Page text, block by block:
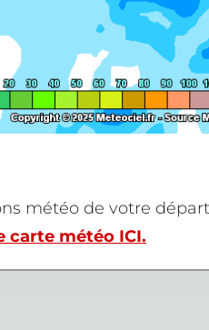
météo de votre
carte météo ICI.